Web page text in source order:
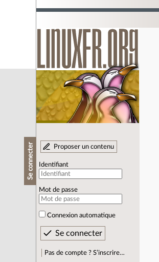
Se connecter Proposer un contenu
Identifiant
Mot de passe
Connexion automatique
Pas de compte ? S’inscrire…